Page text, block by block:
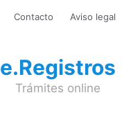
Contacto Aviso legal
e.Registros
Trámites online